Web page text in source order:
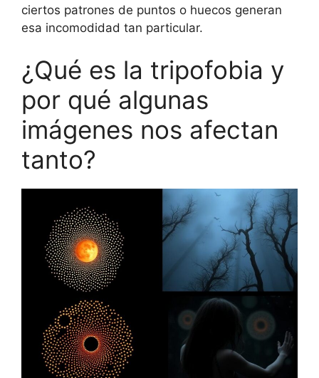
ciertos patrones de puntos o huecos generan
esa incomodidad tan particular.
¿Qué es la tripofobia y
por qué algunas
imágenes nos afectan
tanto?